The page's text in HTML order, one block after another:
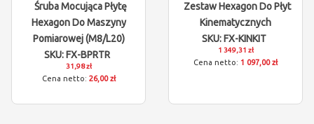
Śruba Mocująca Płytę
Hexagon Do Maszyny
Pomiarowej (M8/L20)
SKU: FX-BPRTR
31,98 zł
26,00 zł
Zestaw Hexagon Do Płyt
Kinematycznych
SKU: FX-KINKIT
1 349,31 zł
1 097,00 zł